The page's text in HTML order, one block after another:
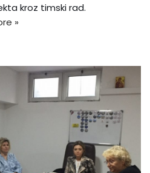
kroz timski rad.
»